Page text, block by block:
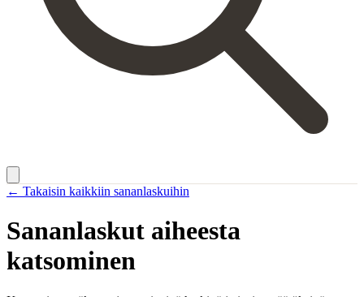
← Takaisin kaikkiin sananlaskuihin
Sananlaskut aiheesta
katsominen